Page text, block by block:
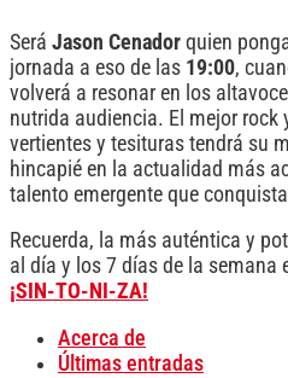
Será Jason Cenador quien
jornada a eso de las 19:00,
volverá a resonar en los
nutrida audiencia. El mejor rock
vertientes y tesituras tendrá su
hincapié en la actualidad más
talento emergente que
Recuerda, la más auténtica y
al día y los 7 días de la semana
¡SIN-TO-NI-ZA!
Acerca de
Últimas entradas